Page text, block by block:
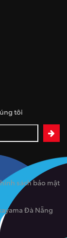
tôi
sách bảo mật
Đà Nẵng